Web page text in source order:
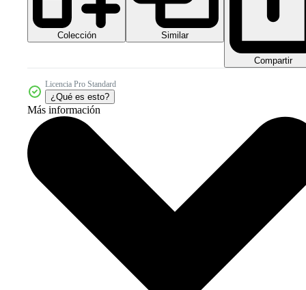
Colección Similar
Compartir
Licencia Pro Standard
¿Qué es esto?
Más información